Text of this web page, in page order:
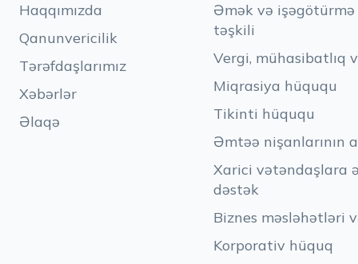
Haqqımızda
Qanunvericilik
Tərəfdaşlarımız
Xəbərlər
Əlaqə
Əmək və
təşkili
Vergi, mühasibatlıq
Miqrasiya hüququ
Tikinti hüququ
Əmtəə nişanlarının
Xarici vətəndaşlara
dəstək
Biznes məsləhətləri
Korporativ hüquq